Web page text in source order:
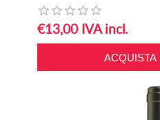
€13,00 IVA incl.